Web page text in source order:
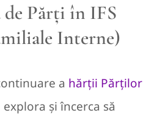
Părți în IFS
Interne)
a hărții Părților
și încerca să